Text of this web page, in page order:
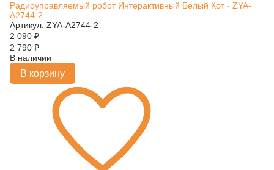
Радиоуправляемый робот Интерактивный Белый Кот - ZYA-
A2744-2
Артикул: ZYA-A2744-2
2 090 ₽
2 790 ₽
В наличии
В корзину